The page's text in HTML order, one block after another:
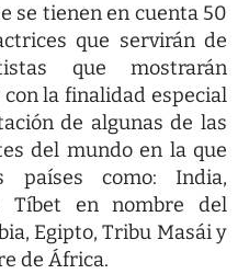
se tienen en cuenta 50
que servirán de
que mostrarán
la finalidad especial
de algunas de las
del mundo en la que
países como: India,
Tíbet en nombre del
Egipto, Tribu Masái y
de África.